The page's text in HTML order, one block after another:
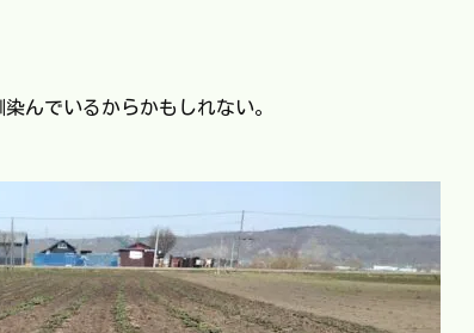
んでいるからかもしれない。